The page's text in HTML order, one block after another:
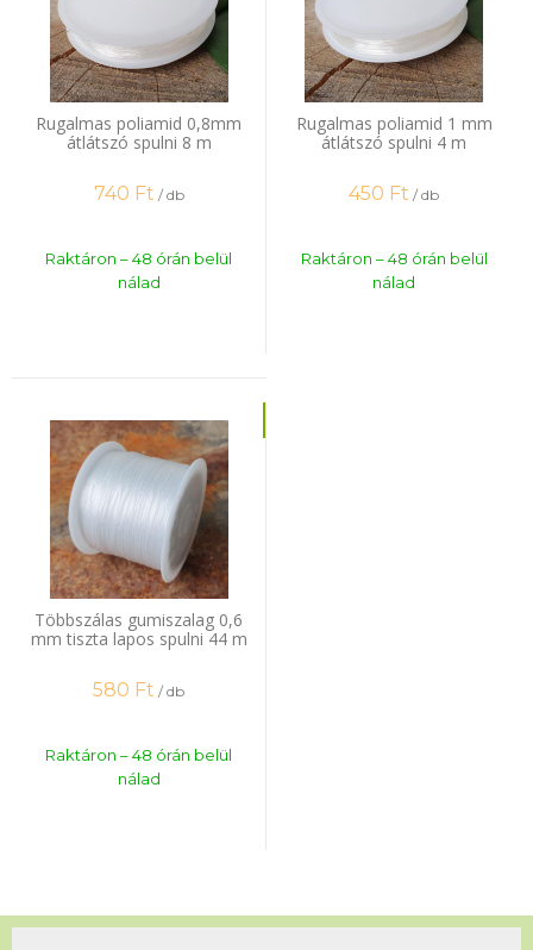
Rugalmas poliamid 0,8mm
átlátszó spulni 8 m
740 Ft / db
Raktáron – 48 órán belül
nálad
Rugalmas poliamid 1 mm
átlátszó spulni 4 m
450 Ft / db
Raktáron – 48 órán belül
nálad
Többszálas gumiszalag 0,6
mm tiszta lapos spulni 44 m
580 Ft / db
Raktáron – 48 órán belül
nálad